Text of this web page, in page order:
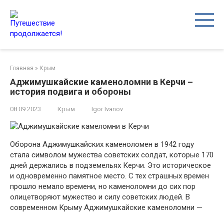
контенту
Главная » Крым
Аджимушкайские каменоломни в Керчи –
история подвига и обороны
08.09.2023 Крым Igor Ivanov
Оборона Аджимушкайских каменоломен в 1942 году
стала символом мужества советских солдат, которые 170
дней держались в подземельях Керчи. Это историческое
и одновременно памятное место. С тех страшных времен
прошло немало времени, но каменоломни до сих пор
олицетворяют мужество и силу советских людей. В
современном Крыму Аджимушкайские каменоломни —